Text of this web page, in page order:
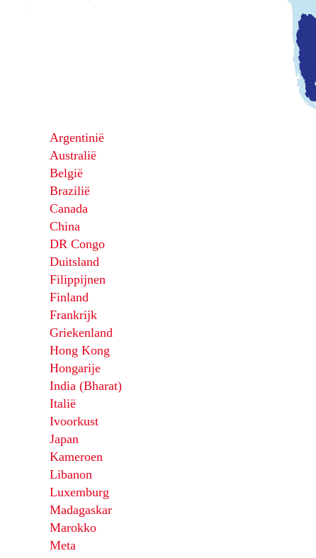
Argentinië
Australië
België
Brazilië
Canada
China
DR Congo
Duitsland
Filippijnen
Finland
Frankrijk
Griekenland
Hong Kong
Hongarije
India (Bharat)
Italië
Ivoorkust
Japan
Kameroen
Libanon
Luxemburg
Madagaskar
Marokko
Meta